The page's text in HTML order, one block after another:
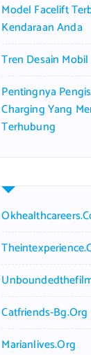
Model Facelift
Kendaraan Anda
Tren Desain
Pentingnya
Charging Yang
Terhubung
Catfriends-Bg.org
Marianlives.org